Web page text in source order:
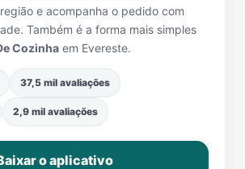
e acompanha o pedido com
Também é a forma mais simples
Cozinha em Evereste.
37,5 mil avaliações
2,9 mil avaliações
o aplicativo